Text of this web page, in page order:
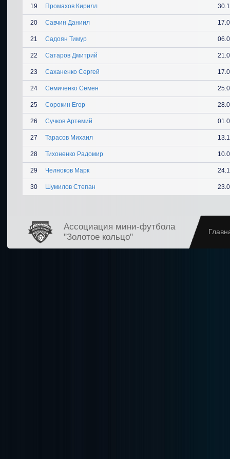
19 Промахов Кирилл
20 Савчин Даниил
21 Садоян Тимур
22 Сатаров Дмитрий
23 Саханенко Сергей
24 Семиченко Семен
25 Сорокин Егор
26 Сучков Артемий
27 Тарасов Михаил
28 Тихоненко Радомир
29 Челноков Марк
30 Шумилов Степан
Ассоциация мини-футбола
"Золотое кольцо"